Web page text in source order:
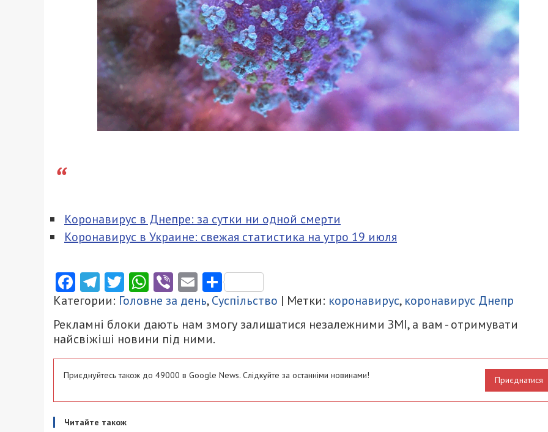
Коронавирус в Днепре: за сутки ни одной смерти
Коронавирус в Украине: свежая статистика на утро 19 июля
Facebook
Telegram
Twitter
WhatsApp
ViberEmailПоділитися
Категории: Головне за день,Суспільство | Метки: коронавирус, коронавирус Днепр
Рекламні блоки дають нам змогу залишатися незалежними ЗМІ, а вам - отримувати
найсвіжіші новини під ними.
Приєднуйтесь також до 49000 в Google News. Слідкуйте за останніми новинами! Приєднатися
Читайте також